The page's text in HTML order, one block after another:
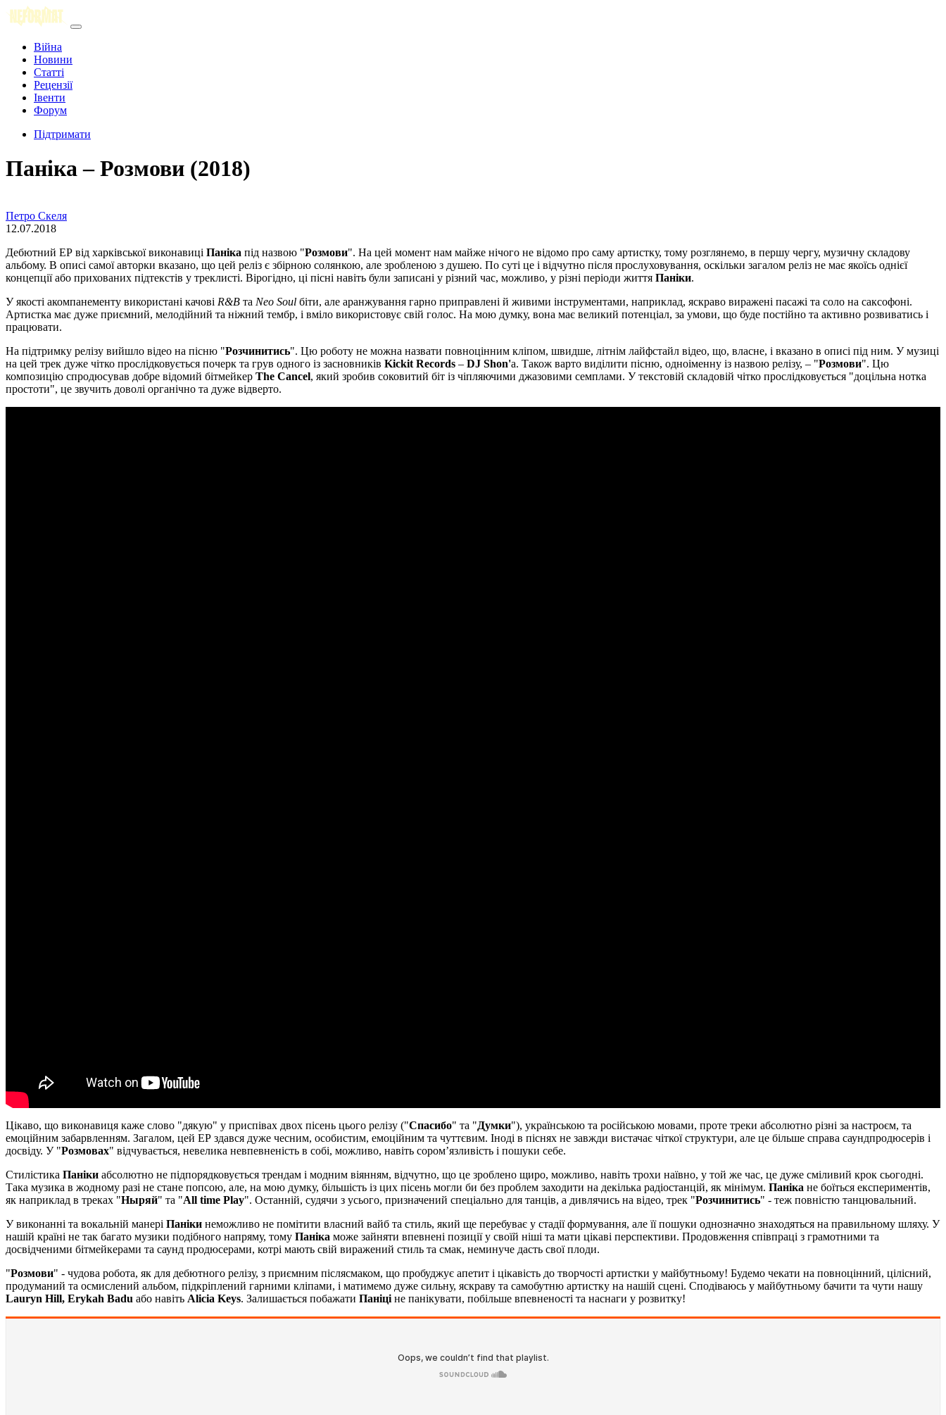
Війна
Новини
Статті
Рецензії
Івенти
Форум
Підтримати
Паніка – Розмови (2018)
Петро Скеля
12.07.2018
Дебютний ЕР від харківської виконавиці Паніка під назвою "Розмови". На цей момент нам майже нічого не відомо про саму артистку, тому розглянемо, в першу чергу, музичну складову
альбому. В описі самої авторки вказано, що цей реліз є збірною солянкою, але зробленою з душею. По суті це і відчутно після прослуховування, оскільки загалом реліз не має якоїсь однієї
концепції або прихованих підтекстів у треклисті. Вірогідно, ці пісні навіть були записані у різний час, можливо, у різні періоди життя Паніки.
У якості акомпанементу використані качові R&B та Neo Soul біти, але аранжування гарно приправлені й живими інструментами, наприклад, яскраво виражені пасажі та соло на саксофоні.
Артистка має дуже приємний, мелодійний та ніжний тембр, і вміло використовує свій голос. На мою думку, вона має великий потенціал, за умови, що буде постійно та активно розвиватись і
працювати.
На підтримку релізу вийшло відео на пісню "Розчинитись". Цю роботу не можна назвати повноцінним кліпом, швидше, літнім лайфстайл відео, що, власне, і вказано в описі під ним. У музиці
на цей трек дуже чітко прослідковується почерк та грув одного із засновників Kickit Records – DJ Shon'а. Також варто виділити пісню, одноіменну із назвою релізу, – "Розмови". Цю
композицію спродюсував добре відомий бітмейкер The Cancel, який зробив соковитий біт із чіпляючими джазовими семплами. У текстовій складовій чітко прослідковується "доцільна нотка
простоти", це звучить доволі органічно та дуже відверто.
Цікаво, що виконавиця каже слово "дякую" у приспівах двох пісень цього релізу ("Спасибо" та "Думки"), українською та російською мовами, проте треки абсолютно різні за настроєм, та
емоційним забарвленням. Загалом, цей ЕР здався дуже чесним, особистим, емоційним та чуттєвим. Іноді в піснях не завжди вистачає чіткої структури, але це більше справа саундпродюсерів і
досвіду. У "Розмовах" відчувається, невелика невпевненість в собі, можливо, навіть сором’язливість і пошуки себе.
Стилістика Паніки абсолютно не підпорядковується трендам і модним віянням, відчутно, що це зроблено щиро, можливо, навіть трохи наївно, у той же час, це дуже сміливий крок сьогодні.
Така музика в жодному разі не стане попсою, але, на мою думку, більшість із цих пісень могли би без проблем заходити на декілька радіостанцій, як мінімум. Паніка не боїться експериментів,
як наприклад в треках "Ныряй" та "All time Play". Останній, судячи з усього, призначений спеціально для танців, а дивлячись на відео, трек "Розчинитись" - теж повністю танцювальний.
У виконанні та вокальній манері Паніки неможливо не помітити власний вайб та стиль, який ще перебуває у стадії формування, але її пошуки однозначно знаходяться на правильному шляху. У
нашій країні не так багато музики подібного напряму, тому Паніка може зайняти впевнені позиції у своїй ніші та мати цікаві перспективи. Продовження співпраці з грамотними та
досвідченими бітмейкерами та саунд продюсерами, котрі мають свій виражений стиль та смак, неминуче дасть свої плоди.
"Розмови" - чудова робота, як для дебютного релізу, з приємним післясмаком, що пробуджує апетит і цікавість до творчості артистки у майбутньому! Будемо чекати на повноцінний, цілісний,
продуманий та осмислений альбом, підкріплений гарними кліпами, і матимемо дуже сильну, яскраву та самобутню артистку на нашій сцені. Сподіваюсь у майбутньому бачити та чути нашу
Lauryn Hill, Erykah Badu або навіть Alicia Keys. Залишається побажати Паніці не панікувати, побільше впевненості та наснаги у розвитку!